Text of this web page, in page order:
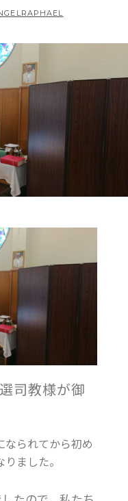
司教様が御
なられてから初め
ました。